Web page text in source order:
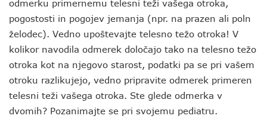
odmerku primernemu telesni teži vašega otroka,
pogostosti in pogojev jemanja (npr. na prazen ali poln
želodec). Vedno upoštevajte telesno težo otroka! V
kolikor navodila odmerek določajo tako na telesno težo
otroka kot na njegovo starost, podatki pa se pri vašem
otroku razlikujejo, vedno pripravite odmerek primeren
telesni teži vašega otroka. Ste glede odmerka v
dvomih? Pozanimajte se pri svojemu pediatru.